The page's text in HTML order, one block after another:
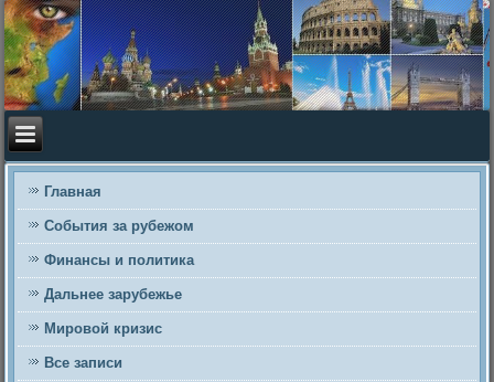
Главная
События за рубежом
Финансы и политика
Дальнее зарубежье
Мировой кризис
Все записи